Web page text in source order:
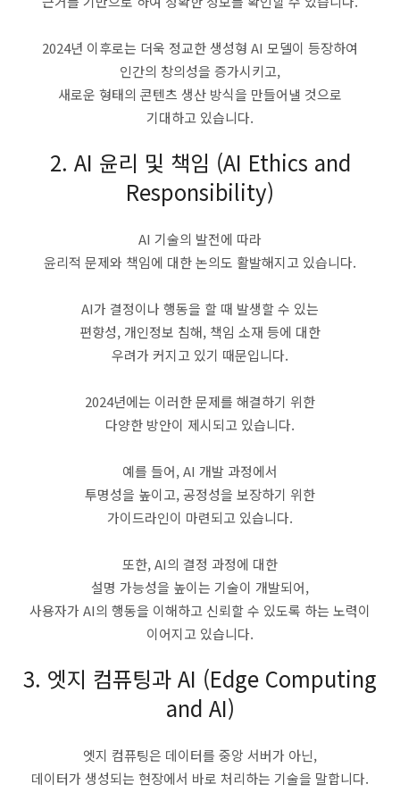
2024년 이후로는 더욱 정교한 생성형 AI 모델이 등장하여
인간의 창의성을 증가시키고,
새로운 형태의 콘텐츠 생산 방식을 만들어낼 것으로
기대하고 있습니다.
2. AI 윤리 및 책임 (AI Ethics and
Responsibility)
AI 기술의 발전에 따라
윤리적 문제와 책임에 대한 논의도 활발해지고 있습니다.
AI가 결정이나 행동을 할 때 발생할 수 있는
편향성, 개인정보 침해, 책임 소재 등에 대한
우려가 커지고 있기 때문입니다.
2024년에는 이러한 문제를 해결하기 위한
다양한 방안이 제시되고 있습니다.
예를 들어, AI 개발 과정에서
투명성을 높이고, 공정성을 보장하기 위한
가이드라인이 마련되고 있습니다.
또한, AI의 결정 과정에 대한
설명 가능성을 높이는 기술이 개발되어,
사용자가 AI의 행동을 이해하고 신뢰할 수 있도록 하는 노력이
이어지고 있습니다.
3. 엣지 컴퓨팅과 AI (Edge Computing
and AI)
엣지 컴퓨팅은 데이터를 중앙 서버가 아닌,
데이터가 생성되는 현장에서 바로 처리하는 기술을 말합니다.